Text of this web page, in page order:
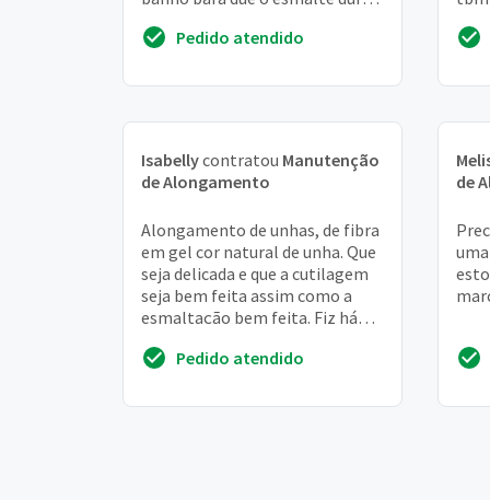
Pedido atendido
Isabellycontratou Manutenção
de Alongamento
Alongamento de unhas, de fibra
em gel cor natural de unha. Que
seja delicada e que a cutilagem
seja bem feita assim como a
esmaltação bem feita. Fiz há
enco...Pedido atendido
de